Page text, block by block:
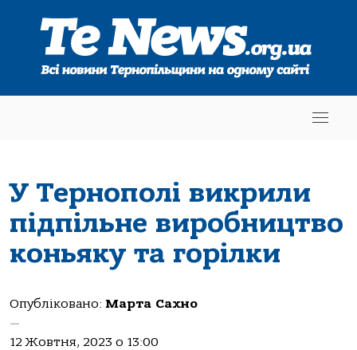
У Тернополі викрили
підпільне виробництво
коньяку та горілки
Опубліковано: Марта Сахно
—
12 Жовтня, 2023 о 13:00